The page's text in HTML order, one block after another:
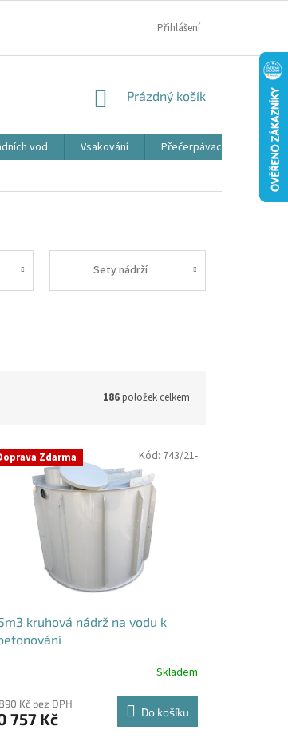
Přihlášení
NÁKUPNÍ
Prázdný košík
vod Vsakování Přečerpávací jímky
Sety nádrží
186položek celkem
Zdarma
kruhová nádrž na vodu k
Skladem
Kč bez DPH
757 Kč Do košíku
Kód: 743/21-